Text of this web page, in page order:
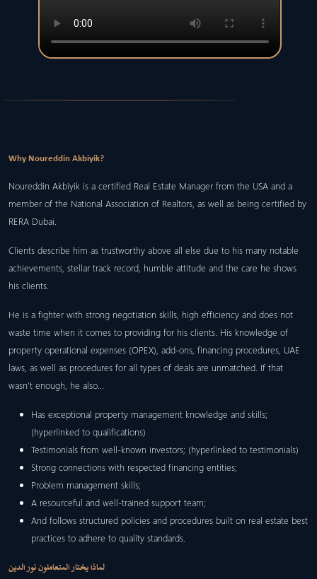
Why Noureddin Akbiyik?
Noureddin Akbiyik is a certified Real Estate Manager from the USA and a
member of the National Association of Realtors, as well as being certified by
RERA Dubai.
Clients describe him as trustworthy above all else due to his many notable
achievements, stellar track record, humble attitude and the care he shows
his clients.
He is a fighter with strong negotiation skills, high efficiency and does not
waste time when it comes to providing for his clients. His knowledge of
property operational expenses (OPEX), add-ons, financing procedures, UAE
laws, as well as procedures for all types of deals are unmatched. If that
wasn’t enough, he also…
Has exceptional property management knowledge and skills;
(hyperlinked to qualifications)
Testimonials from well-known investors; (hyperlinked to testimonials)
Strong connections with respected financing entities;
Problem management skills;
A resourceful and well-trained support team;
And follows structured policies and procedures built on real estate best
practices to adhere to quality standards.
لماذا يختار المتعاملون نور الدين